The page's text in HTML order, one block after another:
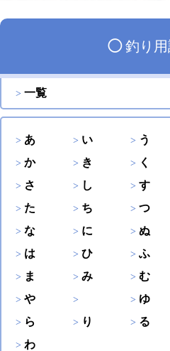
◯釣り用
一覧
あ い う
か
き く
さ
し す
た
ち つ
な
に ぬ
は
ひ ふ
ま
み む
や
ゆ
ら
り る
わ